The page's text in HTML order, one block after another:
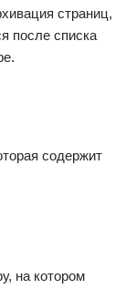
страниц,
после списка
содержит
на котором